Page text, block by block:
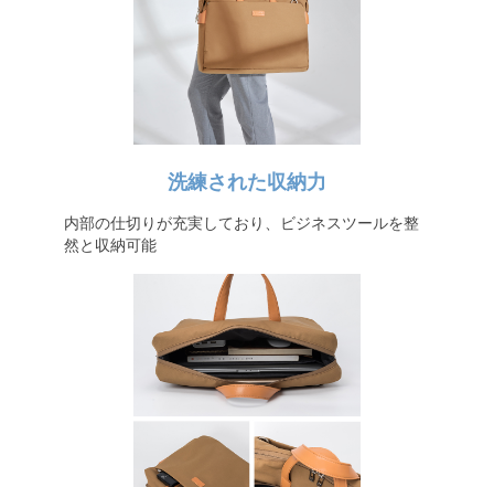
洗練された収納力
内部の仕切りが充実しており、ビジネスツールを整
然と収納可能